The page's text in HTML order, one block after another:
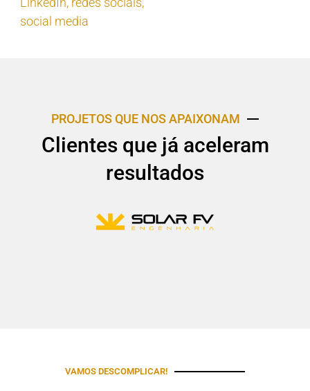
social media
PROJETOS QUE NOS APAIXONAM
Clientes que já aceleram
resultados
VAMOS DESCOMPLICAR!